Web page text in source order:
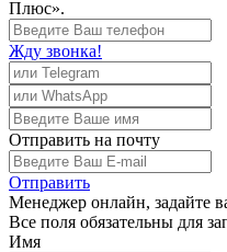
Плюс».
Жду звонка!
Отправить на почту
Отправить
Менеджер онлайн, задайте
Все поля обязательны для
Имя